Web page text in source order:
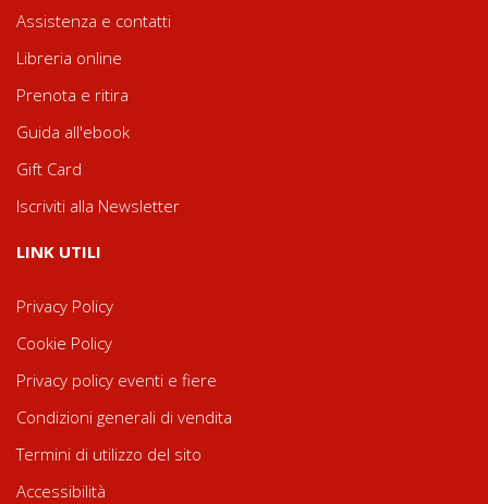
Assistenza e contatti
Libreria online
Prenota e ritira
Guida all'ebook
Gift Card
Iscriviti alla Newsletter
LINK UTILI
Privacy Policy
Cookie Policy
Privacy policy eventi e fiere
Condizioni generali di vendita
Termini di utilizzo del sito
Accessibilità